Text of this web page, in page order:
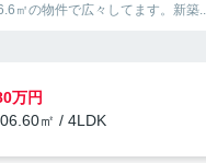
㎡の物件で広々してます。新築...
万円
㎡ / 4LDK